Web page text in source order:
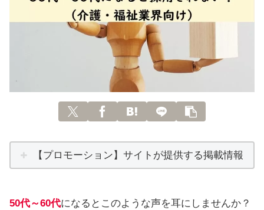
【プロモーション】サイトが提供する掲載情報
50代～60代になるとこのような声を耳にしませんか？